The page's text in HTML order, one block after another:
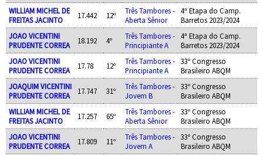
WILLIAM MICHEL DE
FREITAS JACINTO
17.442 12º
Três Tambores -
Aberta Sênior
4ª Etapa do Camp.
Barretos 2023/2024
JOAO VICENTINI
PRUDENTE CORREA
18.192 4º
Três Tambores -
Principiante A
4ª Etapa do Camp.
Barretos 2023/2024
JOAO VICENTINI
PRUDENTE CORREA
17.78 12º
Três Tambores -
Principiante A
33º Congresso
Brasileiro ABQM
JOAQUIM VICENTINI
PRUDENTE CORREA
17.747 31º
Três Tambores -
Jovem B
33º Congresso
Brasileiro ABQM
WILLIAM MICHEL DE
FREITAS JACINTO
17.257 65º
Três Tambores -
Aberta Sênior
33º Congresso
Brasileiro ABQM
JOAO VICENTINI
PRUDENTE CORREA
17.809 11º
Três Tambores -
Jovem A
33º Congresso
Brasileiro ABQM